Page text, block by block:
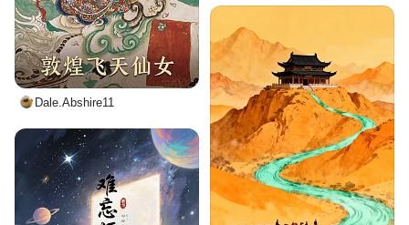
Dale.Abshire11